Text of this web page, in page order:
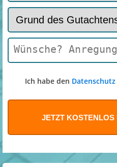
Ich habe den Datenschutz